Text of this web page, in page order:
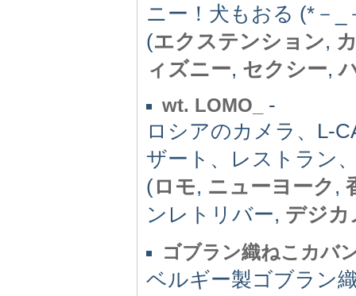
ニー！犬もおる (*－_
(エクステンション,
ィズニー, セクシー,
wt. LOMO_
-
ロシアのカメラ、L-
ザート、レストラン
(ロモ, ニューヨーク ,
ンレトリバー, デジカ
ゴブラン織ねこカバ
ベルギー製ゴブラン